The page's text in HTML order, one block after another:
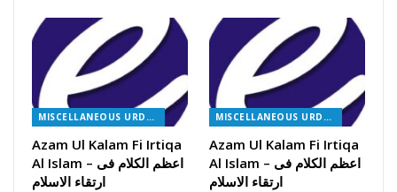
MISCELLANEOUS URDU BOOKS
Azam Ul Kalam Fi Irtiqa
Al Islam – اعظم الکلام فی
ارتقاء الاسلام
MISCELLANEOUS URDU BOOKS
Azam Ul Kalam Fi Irtiqa
Al Islam – اعظم الکلام فی
ارتقاء الاسلام